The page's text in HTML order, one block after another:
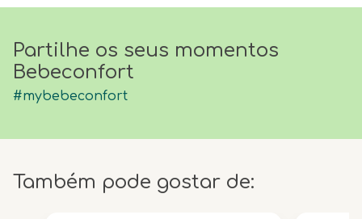
Partilhe os seus momentos
Bebeconfort
#mybebeconfort
Também pode gostar de: